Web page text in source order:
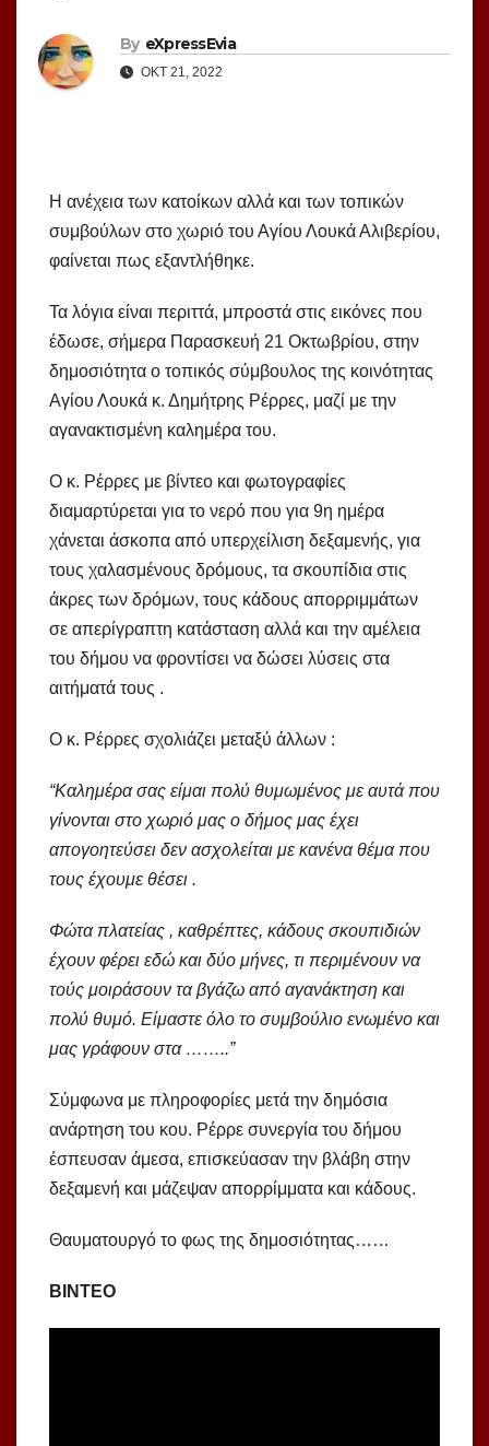
By eXpressEvia
ΟΚΤ 21, 2022
Η ανέχεια των κατοίκων αλλά και των τοπικών
συμβούλων στο χωριό του Αγίου Λουκά Αλιβερίου,
φαίνεται πως εξαντλήθηκε.
Τα λόγια είναι περιττά, μπροστά στις εικόνες που
έδωσε, σήμερα Παρασκευή 21 Οκτωβρίου, στην
δημοσιότητα ο τοπικός σύμβουλος της κοινότητας
Αγίου Λουκά κ. Δημήτρης Ρέρρες, μαζί με την
αγανακτισμένη καλημέρα του.
Ο κ. Ρέρρες με βίντεο και φωτογραφίες
διαμαρτύρεται για το νερό που για 9η ημέρα
χάνεται άσκοπα από υπερχείλιση δεξαμενής, για
τους χαλασμένους δρόμους, τα σκουπίδια στις
άκρες των δρόμων, τους κάδους απορριμμάτων
σε απερίγραπτη κατάσταση αλλά και την αμέλεια
του δήμου να φροντίσει να δώσει λύσεις στα
αιτήματά τους .
Ο κ. Ρέρρες σχολιάζει μεταξύ άλλων :
“Καλημέρα σας είμαι πολύ θυμωμένος με αυτά που
γίνονται στο χωριό μας ο δήμος μας έχει
απογοητεύσει δεν ασχολείται με κανένα θέμα που
τους έχουμε θέσει .
Φώτα πλατείας , καθρέπτες, κάδους σκουπιδιών
έχουν φέρει εδώ και δύο μήνες, τι περιμένουν να
τούς μοιράσουν τα βγάζω από αγανάκτηση και
πολύ θυμό. Είμαστε όλο το συμβούλιο ενωμένο και
μας γράφουν στα ……..”
Σύμφωνα με πληροφορίες μετά την δημόσια
ανάρτηση του κου. Ρέρρε συνεργία του δήμου
έσπευσαν άμεσα, επισκεύασαν την βλάβη στην
δεξαμενή και μάζεψαν απορρίμματα και κάδους.
Θαυματουργό το φως της δημοσιότητας……
ΒΙΝΤΕΟ